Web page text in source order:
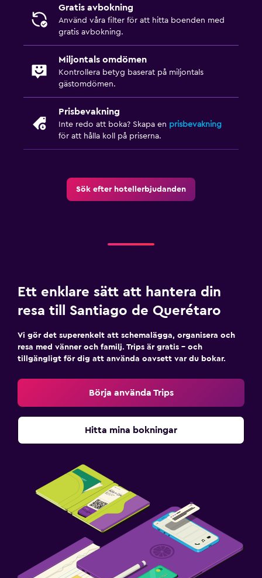
Gratis avbokning
Använd våra filter för att hitta boenden med
gratis avbokning.
Miljontals omdömen
Kontrollera betyg baserat på miljontals
gästomdömen.
Prisbevakning
Inte redo att boka? Skapa en prisbevakning
för att hålla koll på priserna.
Sök efter hotellerbjudanden
Ett enklare sätt att hantera din
resa till Santiago de Querétaro
Vi gör det superenkelt att schemalägga, organisera och
resa med vänner och familj. Trips är gratis – och
tillgängligt för dig att använda oavsett var du bokar.
Börja använda Trips
Hitta mina bokningar